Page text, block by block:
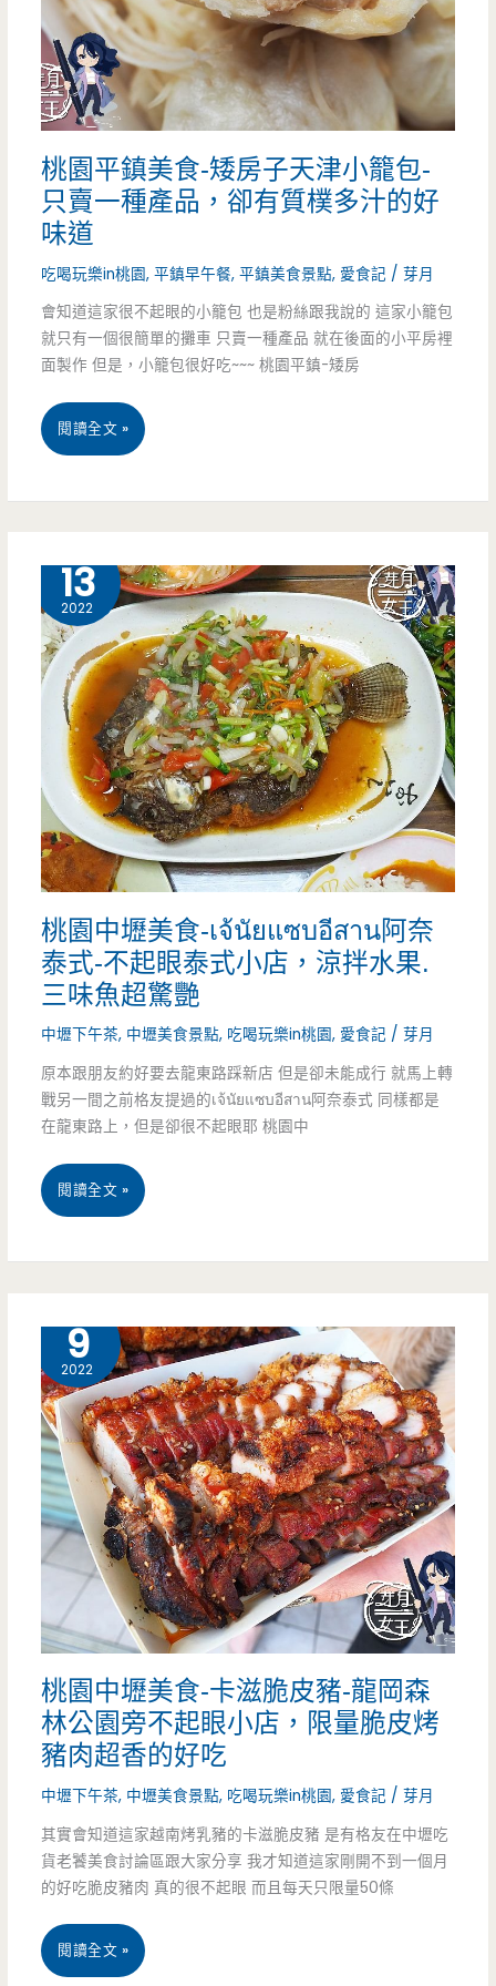
好
喝，
桃
園
才
有
肉
燥
米
干
一
吃！
（邀
約）
桃園平鎮美食-矮房子天津小籠包-
只賣一種產品，卻有質樸多汁的好
味道
吃喝玩樂in桃園,平鎮早午餐,平鎮美食景點, 愛食記 /芽月
會知道這家很不起眼的小籠包 也是粉絲跟我說的 這家小籠包
就只有一個很簡單的攤車 只賣一種產品 就在後面的小平房裡
面製作 但是，小籠包很好吃~~~ 桃園平鎮-矮房
桃
美
食-
矮
房
子
津
小
籠
包-
一
產
質
樸
多
汁
的
味
道
閱讀全文 »
13
2022
桃園中壢美食-เจ้นัยแซบอีสาน阿奈
泰式-不起眼泰式小店，涼拌水果.
三味魚超驚艷
中壢下午茶, 中壢美食景點, 吃喝玩樂in桃園, 愛食記 /芽月
原本跟朋友約好要去龍東路踩新店 但是卻未能成行 就馬上轉
戰另一間之前格友提過的เจ้นัยแซบอีสาน阿奈泰式 同樣都是
在龍東路上，但是卻很不起眼耶 桃園中
桃
美
食-
เจ้
นัย
แซบ
อีสาน
阿
奈
泰
式-
眼
式
閱讀全文 »
9
2022
桃園中壢美食-卡滋脆皮豬-龍岡森
林公園旁不起眼小店，限量脆皮烤
豬肉超香的好吃
中壢下午茶, 中壢美食景點, 吃喝玩樂in桃園, 愛食記 /芽月
其實會知道這家越南烤乳豬的卡滋脆皮豬 是有格友在中壢吃
貨老饕美食討論區跟大家分享 我才知道這家剛開不到一個月
的好吃脆皮豬肉 真的很不起眼 而且每天只限量50條
桃
閱讀全文 »